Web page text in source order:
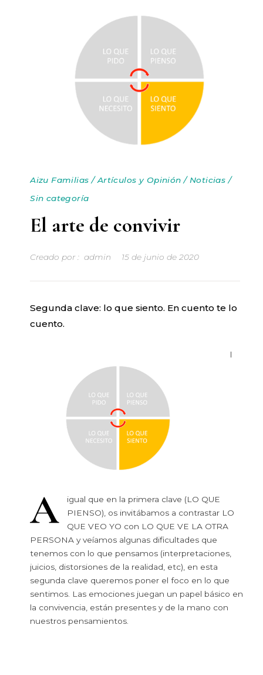
Aizu Familias /Artículos y Opinión /Noticias /
Sin categoría
El arte de convivir
Creado por : admin 15 de junio de 2020
Segunda clave: lo que siento. En cuento te lo
cuento.
A
l
igual que en la primera clave (LO QUE
PIENSO), os invitábamos a contrastar LO
QUE VEO YO con LO QUE VE LA OTRA
PERSONA y veíamos algunas dificultades que
tenemos con lo que pensamos (interpretaciones,
juicios, distorsiones de la realidad, etc), en esta
segunda clave queremos poner el foco en lo que
sentimos. Las emociones juegan un papel básico en
la convivencia, están presentes y de la mano con
nuestros pensamientos.